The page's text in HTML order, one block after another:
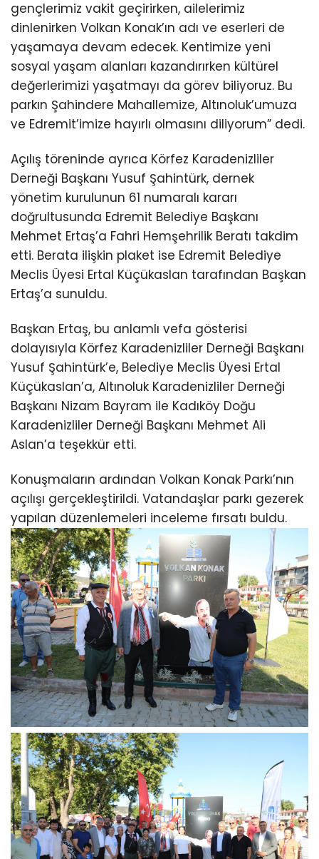
gençlerimiz vakit geçirirken, ailelerimiz
dinlenirken Volkan Konak’ın adı ve eserleri de
yaşamaya devam edecek. Kentimize yeni
sosyal yaşam alanları kazandırırken kültürel
değerlerimizi yaşatmayı da görev biliyoruz. Bu
parkın Şahindere Mahallemize, Altınoluk’umuza
ve Edremit’imize hayırlı olmasını diliyorum” dedi.
Açılış töreninde ayrıca Körfez Karadenizliler
Derneği Başkanı Yusuf Şahintürk, dernek
yönetim kurulunun 61 numaralı kararı
doğrultusunda Edremit Belediye Başkanı
Mehmet Ertaş’a Fahri Hemşehrilik Beratı takdim
etti. Berata ilişkin plaket ise Edremit Belediye
Meclis Üyesi Ertal Küçükaslan tarafından Başkan
Ertaş’a sunuldu.
Başkan Ertaş, bu anlamlı vefa gösterisi
dolayısıyla Körfez Karadenizliler Derneği Başkanı
Yusuf Şahintürk’e, Belediye Meclis Üyesi Ertal
Küçükaslan’a, Altınoluk Karadenizliler Derneği
Başkanı Nizam Bayram ile Kadıköy Doğu
Karadenizliler Derneği Başkanı Mehmet Ali
Aslan’a teşekkür etti.
Konuşmaların ardından Volkan Konak Parkı’nın
açılışı gerçekleştirildi. Vatandaşlar parkı gezerek
yapılan düzenlemeleri inceleme fırsatı buldu.